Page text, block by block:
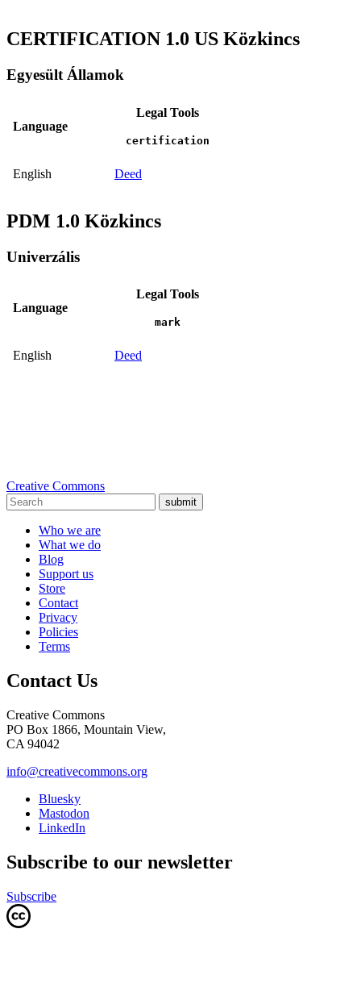
CERTIFICATION 1.0 US Közkincs
Egyesült Államok
Language
Legal Tools
certification
English Deed
PDM 1.0 Közkincs
Univerzális
Language
Legal Tools
mark
English Deed
Creative Commons
submit
Who we are
What we do
Blog
Support us
Store
Contact
Privacy
Policies
Terms
Contact Us
Creative Commons
PO Box 1866, Mountain View,
CA 94042
info@creativecommons.org
Bluesky
Mastodon
LinkedIn
Subscribe to our newsletter
Subscribe